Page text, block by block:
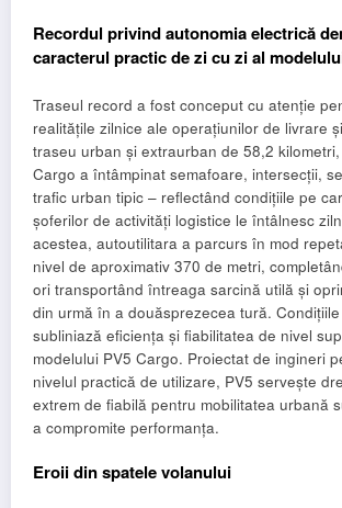
Recordul privind autonomia electrică
caracterul practic de zi cu zi al
Traseul record a fost conceput cu atenție
realitățile zilnice ale operațiunilor de livrare
traseu urban și extraurban de 58,2
Cargo a întâmpinat semafoare, intersecții,
trafic urban tipic – reflectând condițiile pe
șoferilor de activități logistice le întâlnesc
acestea, autoutilitara a parcurs în mod
nivel de aproximativ 370 de metri,
ori transportând întreaga sarcină utilă și
din urmă în a douăsprezecea tură.
subliniază eficiența și fiabilitatea de nivel
modelului PV5 Cargo. Proiectat de ingineri
nivelul practică de utilizare, PV5 servește
extrem de fiabilă pentru mobilitatea urbană
a compromite performanța.
Eroii din spatele volanului